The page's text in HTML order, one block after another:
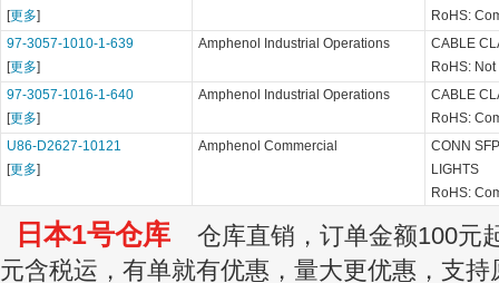
[更多]
RoHS:
97-3057-1010-1-639
[更多]
Amphenol Industrial Operations
CABLE
RoHS:
97-3057-1016-1-640
[更多]
Amphenol Industrial Operations
CABLE
RoHS:
U86-D2627-10121
[更多]
Amphenol Commercial
CONN
LIGHTS
RoHS:
日本1号仓库 仓库直销，订单金额100元
元含税运，有单就有优惠，量大更优惠，支持